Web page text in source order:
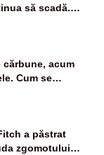
să scadă.
în 4 zile
acum
Cum se
energetică
a păstrat
zgomotului